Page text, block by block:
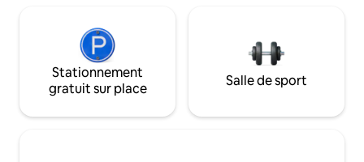
Stationnement
gratuit sur place
Salle de sport